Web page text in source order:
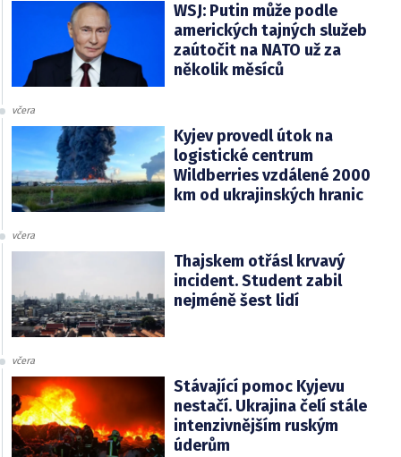
WSJ: Putin může podle
amerických tajných služeb
zaútočit na NATO už za
několik měsíců
včera
Kyjev provedl útok na
logistické centrum
Wildberries vzdálené 2000
km od ukrajinských hranic
včera
Thajskem otřásl krvavý
incident. Student zabil
nejméně šest lidí
včera
Stávající pomoc Kyjevu
nestačí. Ukrajina čelí stále
intenzivnějším ruským
úderům